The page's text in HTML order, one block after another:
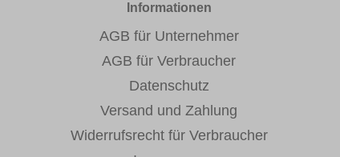
Informationen
AGB für Unternehmer
AGB für Verbraucher
Datenschutz
Versand und Zahlung
Widerrufsrecht für Verbraucher